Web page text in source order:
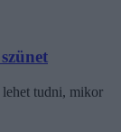
lehet tudni, mikor